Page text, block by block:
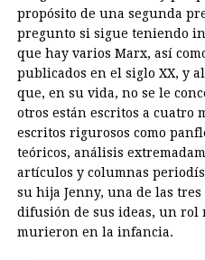
propósito de una segunda
pregunto si sigue teniendo
que hay varios Marx, así
publicados en el siglo XX, y
que, en su vida, no se le
otros están escritos a cuatro
escritos rigurosos como
teóricos, análisis
artículos y columnas
su hija Jenny, una de las
difusión de sus ideas, un rol
murieron en la infancia.